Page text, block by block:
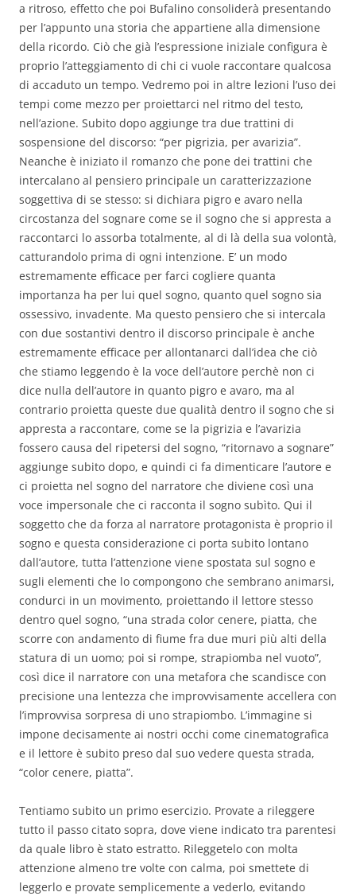
a ritroso, effetto che poi Bufalino consoliderà presentando
per l’appunto una storia che appartiene alla dimensione
della ricordo. Ciò che già l’espressione iniziale configura è
proprio l’atteggiamento di chi ci vuole raccontare qualcosa
di accaduto un tempo. Vedremo poi in altre lezioni l’uso dei
tempi come mezzo per proiettarci nel ritmo del testo,
nell’azione. Subito dopo aggiunge tra due trattini di
sospensione del discorso: “per pigrizia, per avarizia”.
Neanche è iniziato il romanzo che pone dei trattini che
intercalano al pensiero principale un caratterizzazione
soggettiva di se stesso: si dichiara pigro e avaro nella
circostanza del sognare come se il sogno che si appresta a
raccontarci lo assorba totalmente, al di là della sua volontà,
catturandolo prima di ogni intenzione. E’ un modo
estremamente efficace per farci cogliere quanta
importanza ha per lui quel sogno, quanto quel sogno sia
ossessivo, invadente. Ma questo pensiero che si intercala
con due sostantivi dentro il discorso principale è anche
estremamente efficace per allontanarci dall’idea che ciò
che stiamo leggendo è la voce dell’autore perchè non ci
dice nulla dell’autore in quanto pigro e avaro, ma al
contrario proietta queste due qualità dentro il sogno che si
appresta a raccontare, come se la pigrizia e l’avarizia
fossero causa del ripetersi del sogno, “ritornavo a sognare”
aggiunge subito dopo, e quindi ci fa dimenticare l’autore e
ci proietta nel sogno del narratore che diviene così una
voce impersonale che ci racconta il sogno subìto. Qui il
soggetto che da forza al narratore protagonista è proprio il
sogno e questa considerazione ci porta subito lontano
dall’autore, tutta l’attenzione viene spostata sul sogno e
sugli elementi che lo compongono che sembrano animarsi,
condurci in un movimento, proiettando il lettore stesso
dentro quel sogno, “una strada color cenere, piatta, che
scorre con andamento di fiume fra due muri più alti della
statura di un uomo; poi si rompe, strapiomba nel vuoto”,
così dice il narratore con una metafora che scandisce con
precisione una lentezza che improvvisamente accellera con
l’improvvisa sorpresa di uno strapiombo. L’immagine si
impone decisamente ai nostri occhi come cinematografica
e il lettore è subito preso dal suo vedere questa strada,
“color cenere, piatta”.
Tentiamo subito un primo esercizio. Provate a rileggere
tutto il passo citato sopra, dove viene indicato tra parentesi
da quale libro è stato estratto. Rileggetelo con molta
attenzione almeno tre volte con calma, poi smettete di
leggerlo e provate semplicemente a vederlo, evitando